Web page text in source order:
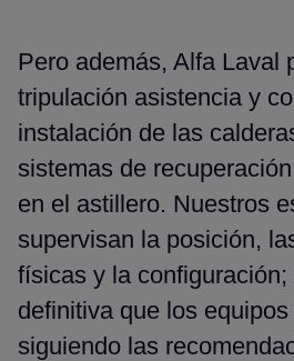
Pero además, Alfa Laval
tripulación asistencia y
instalación de las
sistemas de
en el astillero. Nuestros
supervisan la posición,
físicas y la
definitiva que los
siguiendo las